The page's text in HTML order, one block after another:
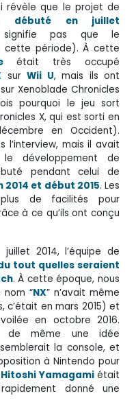
révèle que le projet de
débuté en juillet
pas que le
cette période). À cette
était très occupé
surWii U, mais ils ont
Xenoblade Chronicles
pourquoi le jeu sort
X, qui est sorti en
en Occident).
l’interview, mais il avait
développement de
pendant celui de
2014 et début 2015. Les
de facilités pour
à ce qu’ils ont conçu
2014, l’équipe de
tout quelles seraient
. À cette époque, nous
nom “NX” n’avait même
en mars 2015) et
en octobre 2016.
de même une idée
la console, et
à Nintendo pour
Hitoshi Yamagamiétait
donné une